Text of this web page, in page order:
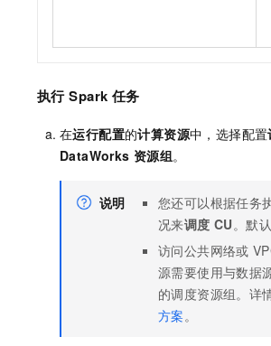
执行 Spark 任务
在运行配置的计算资源中，选择配置
DataWorks 资源组。
说明
您还可以根据任务
况来调度 CU。默认
访问公共网络或
源需要使用与数据
的调度资源组。详
方案 。